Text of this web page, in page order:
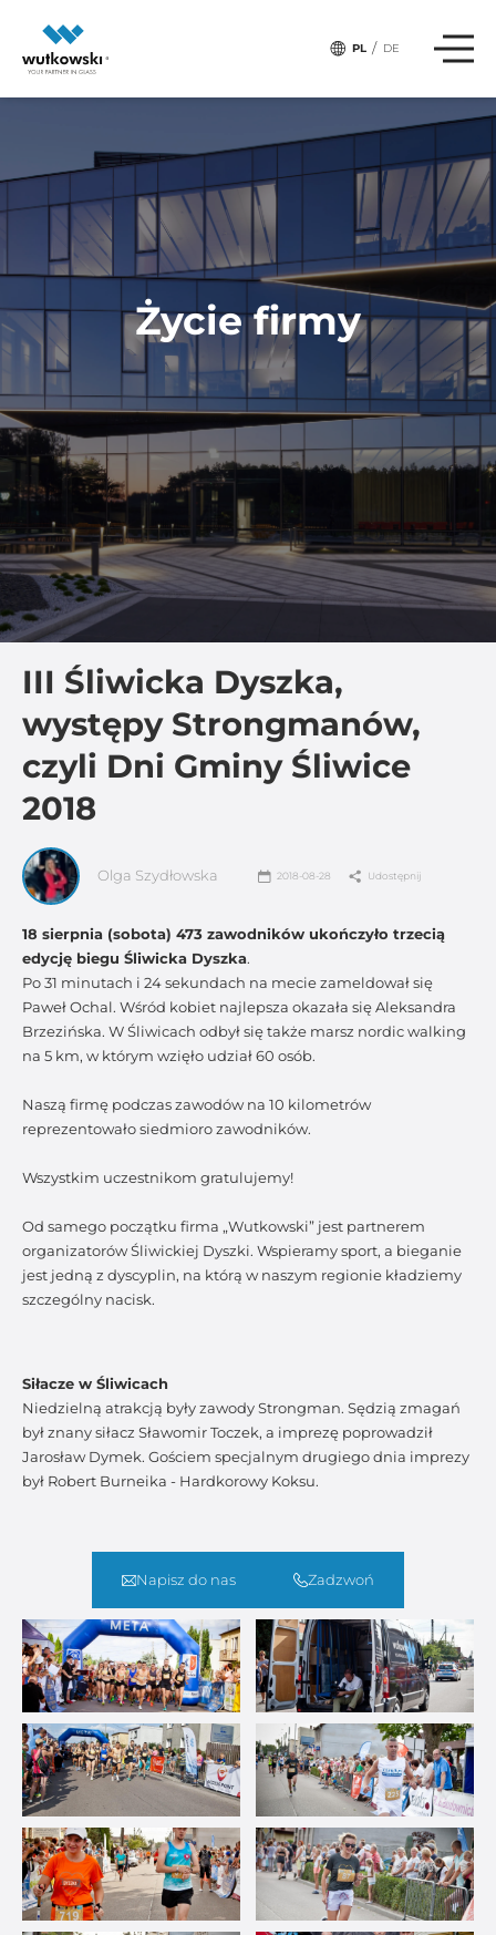
PL / DE
Życie firmy
III Śliwicka Dyszka,
występy Strongmanów,
czyli Dni Gminy Śliwice
2018
Olga Szydłowska 2018-08-28 Udostępnij
18 sierpnia (sobota) 473 zawodników ukończyło trzecią
edycję biegu Śliwicka Dyszka.
Po 31 minutach i 24 sekundach na mecie zameldował się
Paweł Ochal. Wśród kobiet najlepsza okazała się Aleksandra
Brzezińska. W Śliwicach odbył się także marsz nordic walking
na 5 km, w którym wzięło udział 60 osób.
Naszą firmę podczas zawodów na 10 kilometrów
reprezentowało siedmioro zawodników.
Wszystkim uczestnikom gratulujemy!
Od samego początku firma „Wutkowski” jest partnerem
organizatorów Śliwickiej Dyszki. Wspieramy sport, a bieganie
jest jedną z dyscyplin, na którą w naszym regionie kładziemy
szczególny nacisk.
Siłacze w Śliwicach
Niedzielną atrakcją były zawody Strongman. Sędzią zmagań
był znany siłacz Sławomir Toczek, a imprezę poprowadził
Jarosław Dymek. Gościem specjalnym drugiego dnia imprezy
był Robert Burneika - Hardkorowy Koksu.
Napisz do nas Zadzwoń